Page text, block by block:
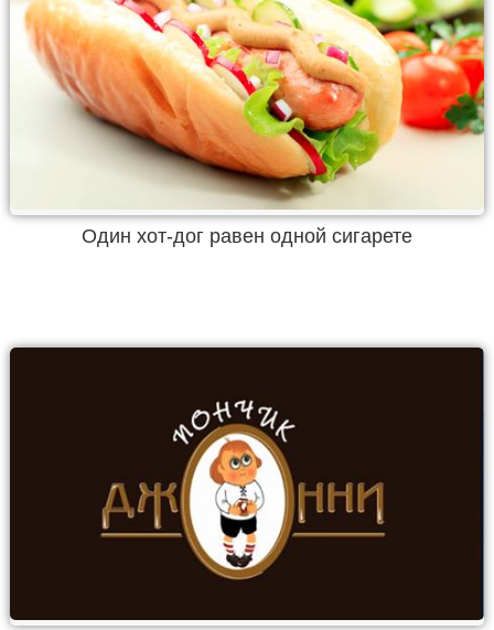
Один хот-дог равен одной сигарете